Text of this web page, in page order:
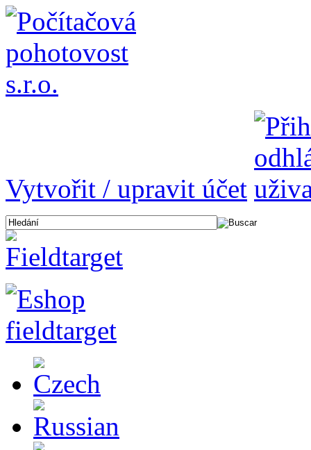
Vytvořit / upravit účet